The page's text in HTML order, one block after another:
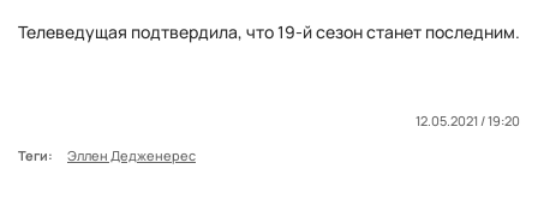
Телеведущая подтвердила, что 19-й сезон станет последним.
12.05.2021 / 19:20
Теги:
Эллен Дедженерес